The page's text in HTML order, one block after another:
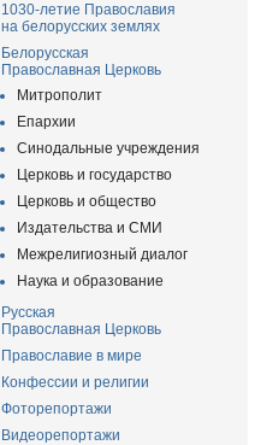
1030-летие Православия
на белорусских землях
Белорусская
Православная Церковь
Митрополит
Епархии
Синодальные учреждения
Церковь и государство
Церковь и общество
Издательства и СМИ
Межрелигиозный диалог
Наука и образование
Русская
Православная Церковь
Православие в мире
Конфессии и религии
Фоторепортажи
Видеорепортажи